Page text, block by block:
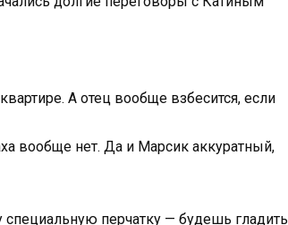
А отец вообще взбесится, если
вообще нет. Да и Марсик аккуратный,
специальную перчатку — будешь гладить